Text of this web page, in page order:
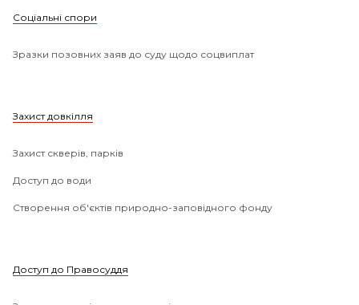
Соціальні спори
Зразки позовних заяв до суду щодо соцвиплат
Захист довкілля
Захист скверів, парків
Доступ до води
Створення об'єктів природно-заповідного фонду
Доступ до Правосуддя